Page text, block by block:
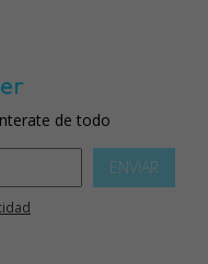
de todo
ENVIAR